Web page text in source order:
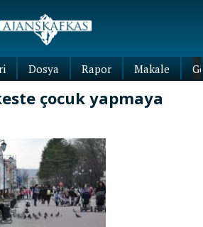
Dosya Rapor Makale
çocuk yapmaya